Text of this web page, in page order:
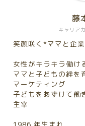
キャリア
藤
笑顔咲く*ママと企
女性がキラキラ働け
ママと子どもの絆を
マーケティング
子どもをあずけて働
主宰